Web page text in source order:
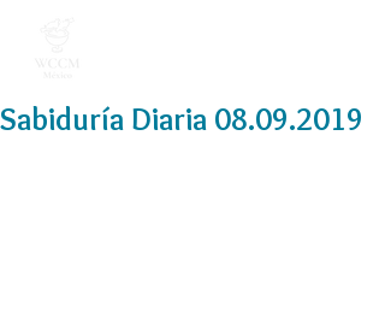
Sabiduría Diaria 08.09.2019